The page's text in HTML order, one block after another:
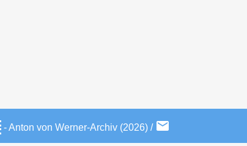
- Anton von Werner-Archiv (2026) /